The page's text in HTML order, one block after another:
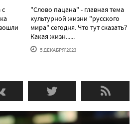
"Слово пацана" - главная тема
культурной жизни "русского
мира" сегодня. Что тут сказать?
Какая жизн......
5 ДЕКАБРЯ'2023